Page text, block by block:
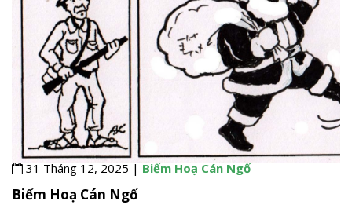
31 Tháng 12, 2025 | Biếm Hoạ Cán Ngố
Biếm Hoạ Cán Ngố